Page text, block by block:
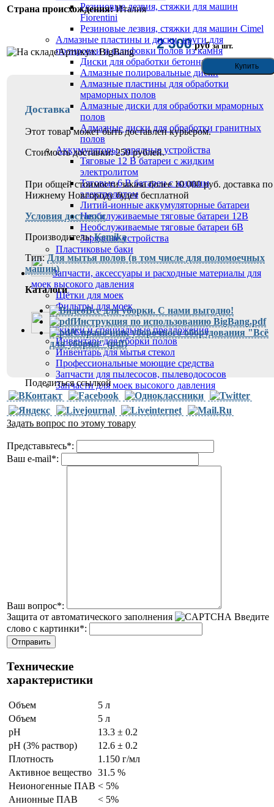
Резиновые лезвия, стяжки для машин
Fiorentini
Резиновые лезвия, стяжки для машин Cimel
Алмазные пластины и диски, круги для
полировки и шлифовки полов из камня
Диски для обработки бетонных полов
Алмазные полировальные диски
Алмазные пластины для обработки
мраморных полов
Алмазные диски для обработки мраморных
полов
Алмазные диски для обработки гранитных
полов
Аккумуляторы, зарядные устройства
Тяговые 12 В батареи с жидким
электролитом
Тяговые 6 В батареи с жидким
электролитом
Литий-ионные аккумуляторные батареи
Необслуживаемые тяговые батареи 12В
Необслуживаемые тяговые батареи 6В
Зарядные устройства
Пластиковые баки
Запчасти, аксессуары и расходные материалы для
моек высокого давления
Щётки для моек
Фильтры для моек
Скидки и специальные предложения
Инвентарь для уборки полов
Инвентарь для мытья стекол
Профессиональные моющие средства
Запчасти для пылесосов, пылеводососов
Запчасти для моек высокого давления
Страна происхождения:Италия
Артикул: BigBang 2 300рубза шт.
Доставка
Этот товар может быть доставлен курьером.
Стоимость доставки: 250 рублей.
При общей стоимости заказа более 10 000 руб. доставка по
Нижнему Новгороду будет бесплатной
Условия доставки
Производитель:Kemika
Тип:Для мытья полов (в том числе для поломоечных
машин)
Каталоги
Все для уборки. С нами выгодно!
Инструкция по использованию BigBang.pdf
Справочник уборочного оборудования "Всё
для уборки" (pdf)
Поделиться ссылкой
Задать вопрос по этому товару
Представьтесь*:
Ваш e-mail*:
Ваш вопрос*:
Защита от автоматического заполнения
Введите
слово с картинки*:
Технические
характеристики
Объем
5 л
Объем
5 л
pH
13.3 ± 0.2
pH (3% раствор)
12.6 ± 0.2
Плотность
1.150 г/мл
Активное вещество 31.5 %
Неионогенные ПАВ < 5%
Анионные ПАВ
< 5%